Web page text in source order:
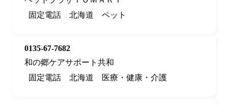
固定電話
北海道 ペット
0135-67-7682
和の郷ケアサポート共和
固定電話
北海道 医療・健康・介護